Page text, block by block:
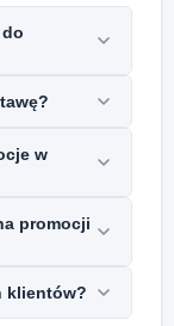
w
promocji
klientów?